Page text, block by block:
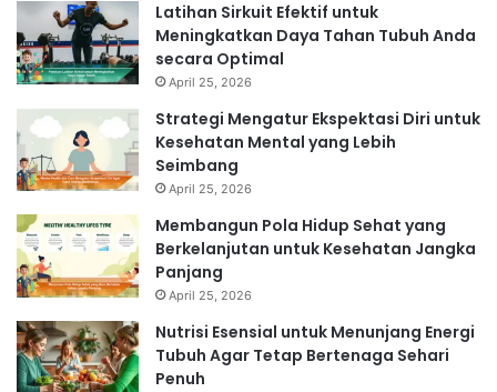
Latihan Sirkuit Efektif untuk
Meningkatkan Daya Tahan Tubuh Anda
secara Optimal
April 25, 2026
Strategi Mengatur Ekspektasi Diri untuk
Kesehatan Mental yang Lebih
Seimbang
April 25, 2026
Membangun Pola Hidup Sehat yang
Berkelanjutan untuk Kesehatan Jangka
Panjang
April 25, 2026
Nutrisi Esensial untuk Menunjang Energi
Tubuh Agar Tetap Bertenaga Sehari
Penuh